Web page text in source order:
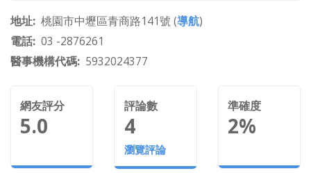
地址 桃園市中壢區青商路141號 (導航)
電話 03 -2876261
醫事機構代碼 5932024377
網友評分
5.0
評論數
4
瀏覽評論
準確度
2%